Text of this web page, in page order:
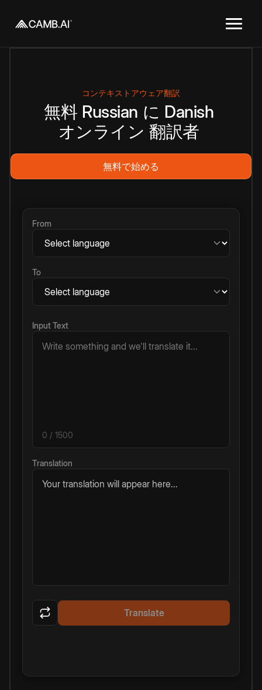
コンテキストアウェア翻訳
無料 Russian に Danish
オンライン 翻訳者
無料で始める
From
To
Input Text
0 / 1500
Translation
Your translation will appear here...
Translate